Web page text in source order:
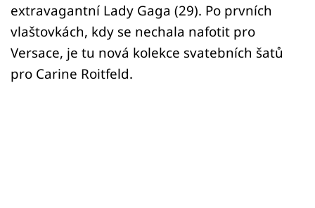
extravagantní Lady Gaga (29). Po prvních
vlaštovkách, kdy se nechala nafotit pro
Versace, je tu nová kolekce svatebních šatů
pro Carine Roitfeld.